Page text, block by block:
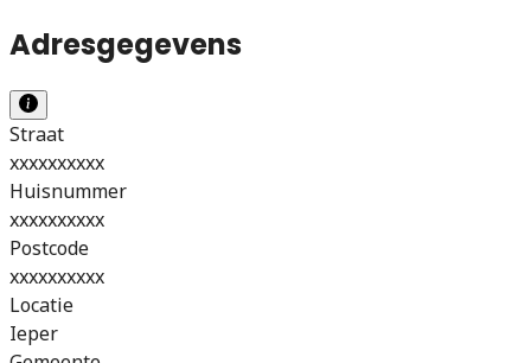
Adresgegevens
Straat
xxxxxxxxxx
Huisnummer
xxxxxxxxxx
Postcode
xxxxxxxxxx
Locatie
Ieper